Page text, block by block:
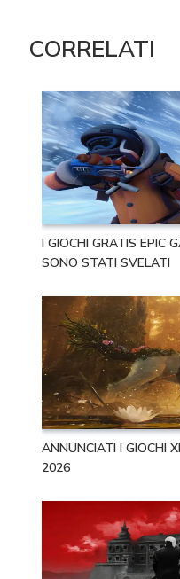
CORRELATI
I GIOCHI GRATIS EPIC
SONO STATI SVELATI
ANNUNCIATI I GIOCHI
2026